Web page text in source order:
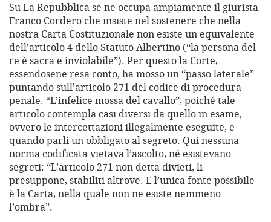
Su La Repubblica se ne occupa ampiamente il giurista
Franco Cordero che insiste nel sostenere che nella
nostra Carta Costituzionale non esiste un equivalente
dell’articolo 4 dello Statuto Albertino (“la persona del
re è sacra e inviolabile”). Per questo la Corte,
essendosene resa conto, ha mosso un “passo laterale”
puntando sull’articolo 271 del codice di procedura
penale. “L’infelice mossa del cavallo”, poiché tale
articolo contempla casi diversi da quello in esame,
ovvero le intercettazioni illegalmente eseguite, e
quando parli un obbligato al segreto. Qui nessuna
norma codificata vietava l’ascolto, né esistevano
segreti: “L’articolo 271 non detta divieti, li
presuppone, stabiliti altrove. E l’unica fonte possibile
è la Carta, nella quale non ne esiste nemmeno
l’ombra”.